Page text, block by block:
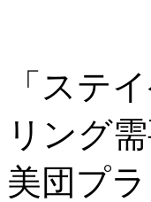
「ステ
リング
美団プ